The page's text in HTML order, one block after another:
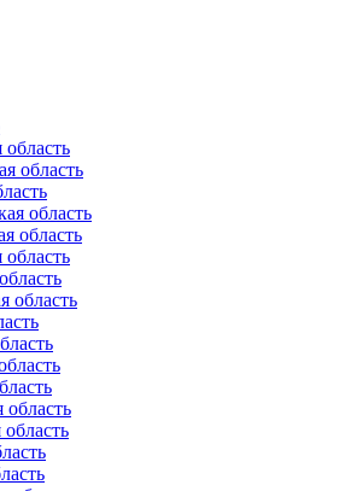
область
область
область
область
область